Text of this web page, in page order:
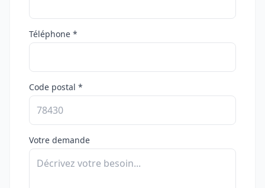
Téléphone *
Code postal *
Votre demande